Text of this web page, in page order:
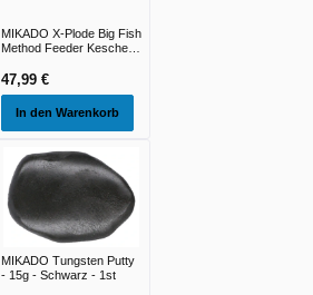
MIKADO X-Plode Big Fish
Method Feeder Kescher-
47,99 €
In den Warenkorb
MIKADO Tungsten Putty
- 15g - Schwarz - 1st